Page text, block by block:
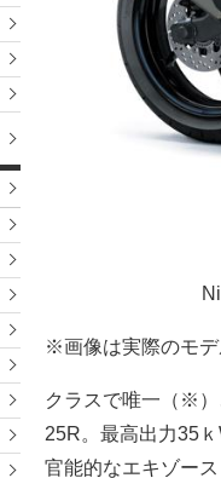
※画像は実際のモデ
クラスで唯一（※
25R。最高出力35
官能的なエキゾー